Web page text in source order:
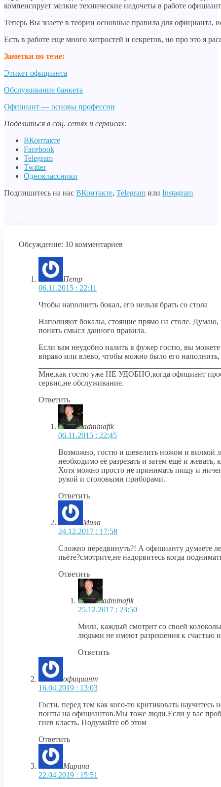
компенсирует мелкие технические недочеты в работе
Теперь Вы знаете в теории основные правила для официанта,
Есть в работе еще много хитростей и секретов, но про это я
Заметки по теме:
Этикет официанта
Обслуживание банкета
Официант — основы профессии
Поделиться в соц. сетях и сервисах:
ВКонтакте
Facebook
Telegram
Twitter
Одноклассники
Подпишитесь на нас ВКонтакте, Telegram или Instagram
Обсуждение: 10 комментариев
Петр
06.11.2015 : 22:11
Чтобы наполнить бокал, его нельзя брать со стола
Наполняют бокалы, стоящие прямо на столе. Думаю,
понять смысл данного правила.
Если вам неудобно налить в фужер гостю, вы
вправо или влево, чтобы можно было его
Мне,как гостю уже НЕ УДОБНО,когда официант
сервис,не обслуживание.
Ответить
adminafik
06.11.2015 : 22:45
Возможно, гостю и шевелить ножом и вилкой
необходимо её разрезать и затем ещё и
Хотя можно просто не принимать пищу и
рукой и столовыми приборами.
Ответить
Мила
24.12.2017 : 17:58
Сложно передвинуть?! А официанту думаете
пьёте?смотрите,не надорвитесь когда
Ответить
adminafik
25.12.2017 : 23:50
Мила, каждый смотрит со своей
людьми не имеют разрешения к
Ответить
официант
16.04.2019 : 13:03
Гости, перед тем как кого-то критиковать
понты на официантов.Мы тоже люди.Если у вас
гнев класть. Подумайте об этом
Ответить
Марина
22.04.2019 : 15:51